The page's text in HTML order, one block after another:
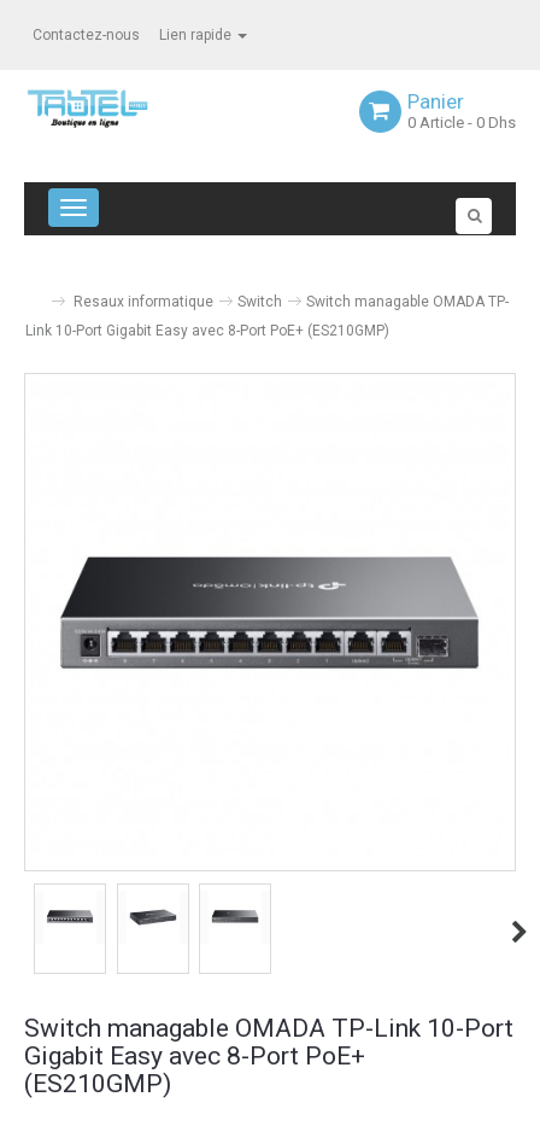
Contactez-nous Lien rapide
Panier
0 Article - 0 Dhs
Navigation bascule
Resaux informatique Switch
Switch managable OMADA TP-
Link 10-Port Gigabit Easy avec 8-Port PoE+ (ES210GMP)
Switch managable OMADA TP-Link 10-Port
Gigabit Easy avec 8-Port PoE+
(ES210GMP)